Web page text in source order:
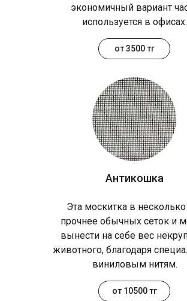
Антикошка
экономичный вариант
используется в офисах.
Эта москитка в несколько
прочнее обычных сеток и
вынести на себе вес
животного, благодаря
виниловым нитям.
от 3500 тг
от 10500 тг